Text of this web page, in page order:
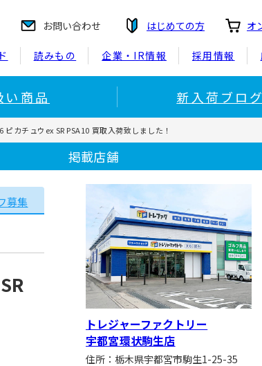
お問い合わせ はじめての方 オ
読みもの 企業・IR情報 採用情報
い商品 新入荷ブログ
カチュウex SR PSA10 買取入荷致しました！
募集
掲載店舗
トレジャーファクトリー
宇都宮環状駒生店
住所：栃木県宇都宮市駒生1-25-35